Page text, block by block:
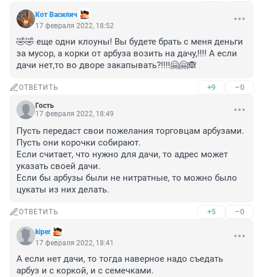
Кот Василич
17 февраля 2022, 18:52
🤣🤣 еще одни клоуны! Вы будете брать с меня деньги
за мусор, а корки от арбуза возить на дачу,!!!! А если
дачи нет,то во дворе закапывать?!!!!🤗🤗🙈
ОТВЕТИТЬ +9 –0
Гость
17 февраля 2022, 18:49
Пусть передаст свои пожелания торговцам арбузами.
Пусть они корочки собирают.
Если считает, что нужно для дачи, то адрес может
указать своей дачи.
Если бы арбузы были не нитратные, то можно было
цукаты из них делать.
ОТВЕТИТЬ +5 –0
kiper
17 февраля 2022, 18:41
А если нет дачи, то тогда наверное надо съедать
арбуз и с коркой, и с семечками.